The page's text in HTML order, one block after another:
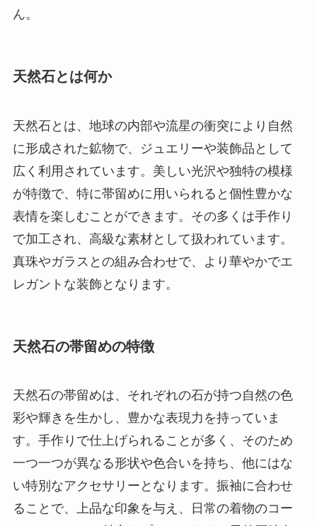
ん。
天然石とは何か
天然石とは、地球の内部や流星の衝突により自然
に形成された鉱物で、ジュエリーや装飾品として
広く利用されています。美しい光沢や独特の模様
が特徴で、特に帯留めに用いられると個性豊かな
表情を楽しむことができます。その多くは手作り
で加工され、高級な素材として扱われています。
真珠やガラスとの組み合わせで、より華やかでエ
レガントな装飾となります。
天然石の帯留めの特徴
天然石の帯留めは、それぞれの石が持つ自然の色
彩や輝きを生かし、豊かな表現力を持っていま
す。手作りで仕上げられることが多く、そのため
一つ一つが異なる形状や色合いを持ち、他にはな
い特別なアクセサリーとなります。振袖に合わせ
ることで、上品な印象を与え、日常の着物のコー